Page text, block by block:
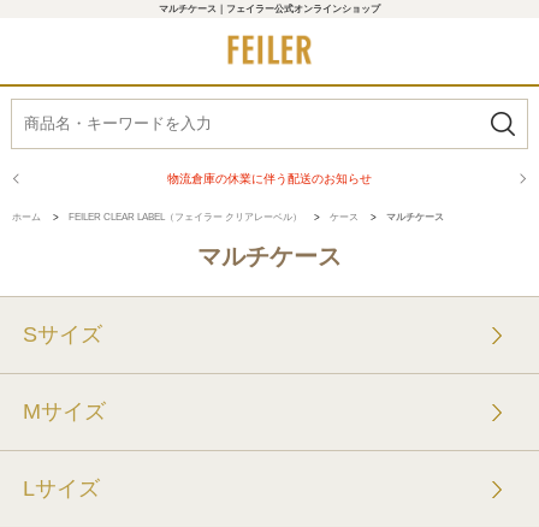
マルチケース｜フェイラー公式オンラインショップ
物流倉庫の休業に伴う配送のお知らせ
ホーム > FEILER CLEAR LABEL（フェイラー クリアレーベル） > ケース > マルチケース
マルチケース
Sサイズ
Mサイズ
Lサイズ